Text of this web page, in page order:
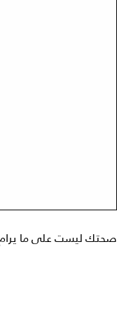
صحتك ليست على ما يرام